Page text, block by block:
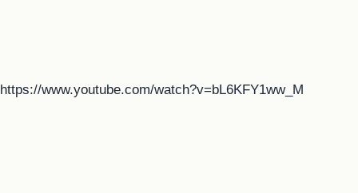
https://www.youtube.com/watch?v=bL6KFY1ww_M